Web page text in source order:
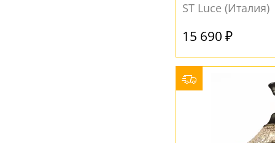
ST Luce (Италия)
15 690 ₽